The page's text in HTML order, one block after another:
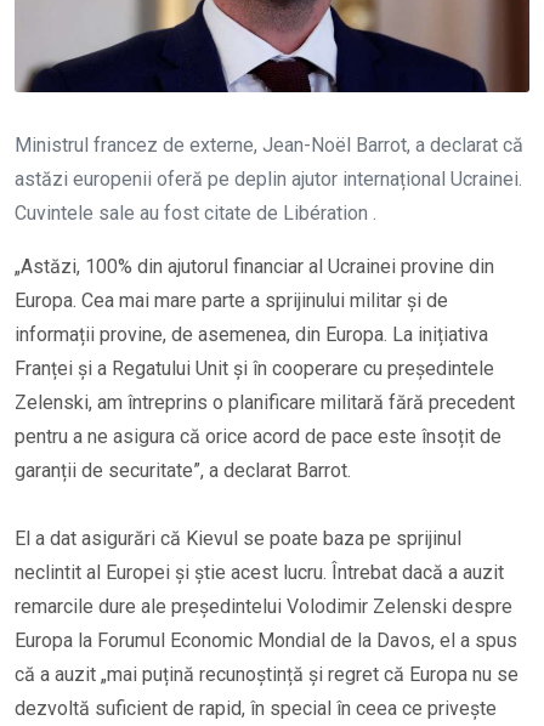
Ministrul francez de externe, Jean-Noël Barrot, a declarat că
astăzi europenii oferă pe deplin ajutor internațional Ucrainei.
Cuvintele sale au fost citate de Libération .
„Astăzi, 100% din ajutorul financiar al Ucrainei provine din
Europa. Cea mai mare parte a sprijinului militar și de
informații provine, de asemenea, din Europa. La inițiativa
Franței și a Regatului Unit și în cooperare cu președintele
Zelenski, am întreprins o planificare militară fără precedent
pentru a ne asigura că orice acord de pace este însoțit de
garanții de securitate”, a declarat Barrot.
El a dat asigurări că Kievul se poate baza pe sprijinul
neclintit al Europei și știe acest lucru. Întrebat dacă a auzit
remarcile dure ale președintelui Volodimir Zelenski despre
Europa la Forumul Economic Mondial de la Davos, el a spus
că a auzit „mai puțină recunoștință și regret că Europa nu se
dezvoltă suficient de rapid, în special în ceea ce privește